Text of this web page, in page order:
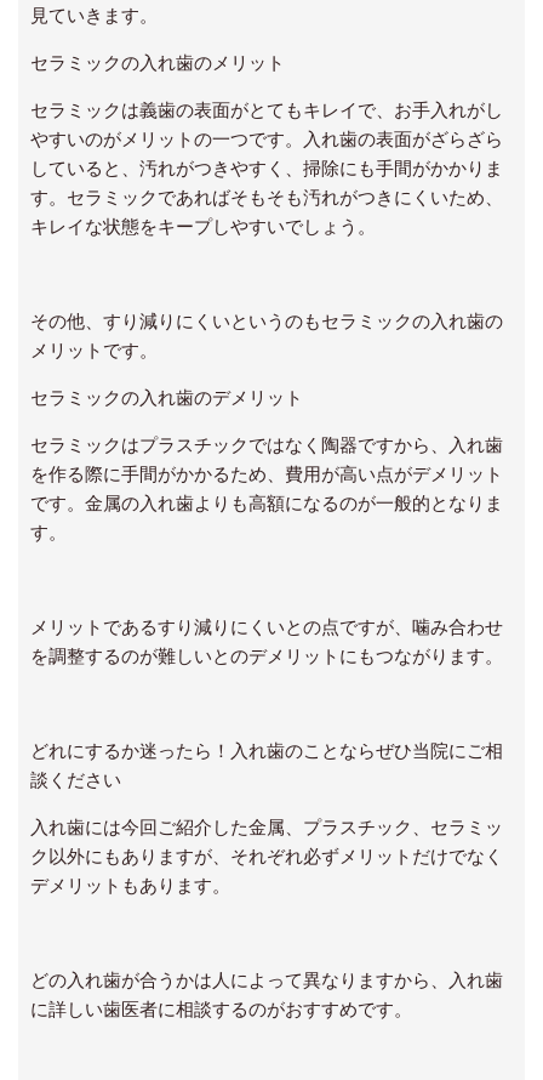
見ていきます。
セラミックの入れ歯のメリット
セラミックは義歯の表面がとてもキレイで、お手入れがし
やすいのがメリットの一つです。入れ歯の表面がざらざら
していると、汚れがつきやすく、掃除にも手間がかかりま
す。セラミックであればそもそも汚れがつきにくいため、
キレイな状態をキープしやすいでしょう。
その他、すり減りにくいというのもセラミックの入れ歯の
メリットです。
セラミックの入れ歯のデメリット
セラミックはプラスチックではなく陶器ですから、入れ歯
を作る際に手間がかかるため、費用が高い点がデメリット
です。金属の入れ歯よりも高額になるのが一般的となりま
す。
メリットであるすり減りにくいとの点ですが、噛み合わせ
を調整するのが難しいとのデメリットにもつながります。
どれにするか迷ったら！入れ歯のことならぜひ当院にご相
談ください
入れ歯には今回ご紹介した金属、プラスチック、セラミッ
ク以外にもありますが、それぞれ必ずメリットだけでなく
デメリットもあります。
どの入れ歯が合うかは人によって異なりますから、入れ歯
に詳しい歯医者に相談するのがおすすめです。